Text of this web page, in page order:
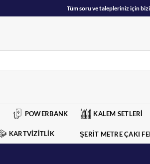
Tüm soru ve talepleriniz için
POWERBANK KALEM SETLERİ
KARTVİZİTLİK ŞERİT METRE ÇAKI